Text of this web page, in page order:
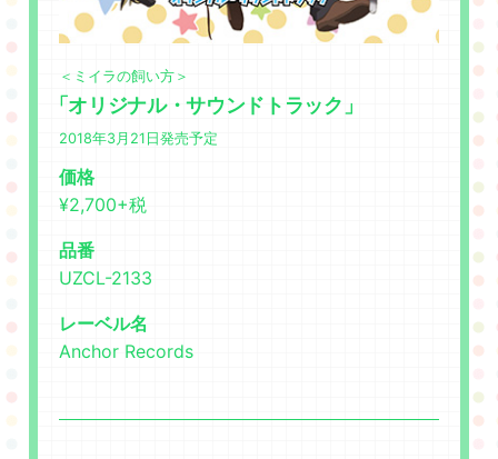
＜ミイラの飼い方＞
「オリジナル・サウンドトラック」
2018年3月21日発売予定
価格
¥2,700+税
品番
UZCL-2133
レーベル名
Anchor Records